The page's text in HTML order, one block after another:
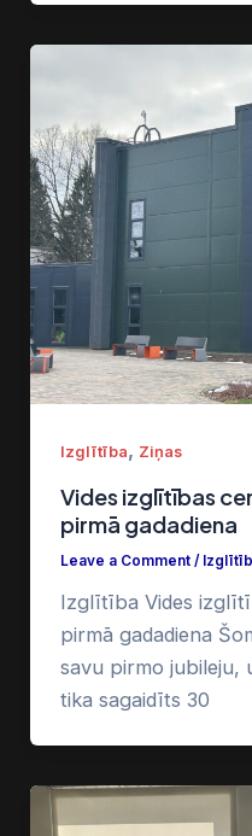
Izglītība, Ziņas
Vides izglītības
pirmā gadadiena
Leave a Comment /
Izglītība Vides
pirmā gadadiena
savu pirmo jubileju,
tika sagaidīts 30